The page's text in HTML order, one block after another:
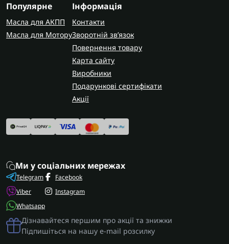
Популярне
Масла для АКПП
Масла для Мотору
Інформація
Контакти
Зворотній зв’язок
Повернення товару
Карта сайту
Виробники
Подарункові сертифікати
Акції
Ми у соціальних мережах
Telegram
Viber
Whatsapp
Facebook
Instagram
Дізнавайтеся першим про акції та знижки
Підпишіться на нашу e-mail розсилку